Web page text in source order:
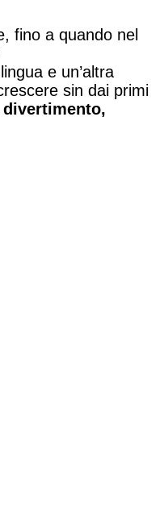
fino a quando nel
e un’altra
sin dai primi